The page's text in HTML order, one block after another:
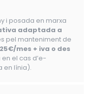
i posada en marxa
adaptada a
pel manteniment de
25€/mes + iva o des
en el cas d’e-
en línia).